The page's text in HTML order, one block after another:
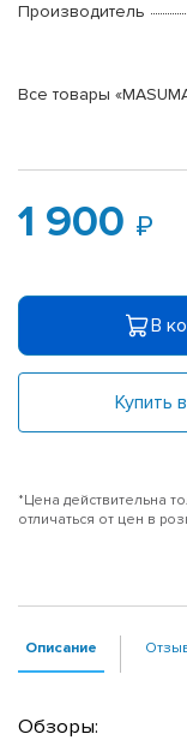
Производитель
Все товары
1 900
В
Купить
*Цена действительна
отличаться от цен в
Описание
Обзоры: